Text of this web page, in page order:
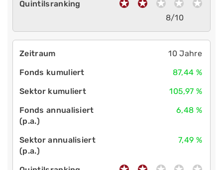
8/10
10 Jahre
87,44 %
105,97 %
6,48 %
7,49 %